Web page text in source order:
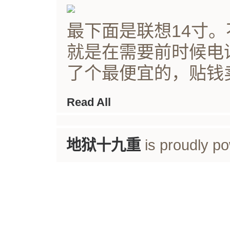
最下面是联想14寸
就是在需要前时候
了个最便宜的，贴钱
Read All
地狱十九重is proudly